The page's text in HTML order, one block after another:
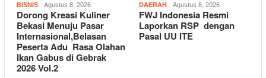
BISNIS
Agustus 8, 2026
Dorong Kreasi Kuliner
Bekasi Menuju Pasar
Internasional,Belasan
Peserta Adu Rasa Olahan
Ikan Gabus di Gebrak
2026 Vol.2
DAERAH
Agustus 8, 2026
FWJ Indonesia Resmi
Laporkan RSP dengan
Pasal UU ITE